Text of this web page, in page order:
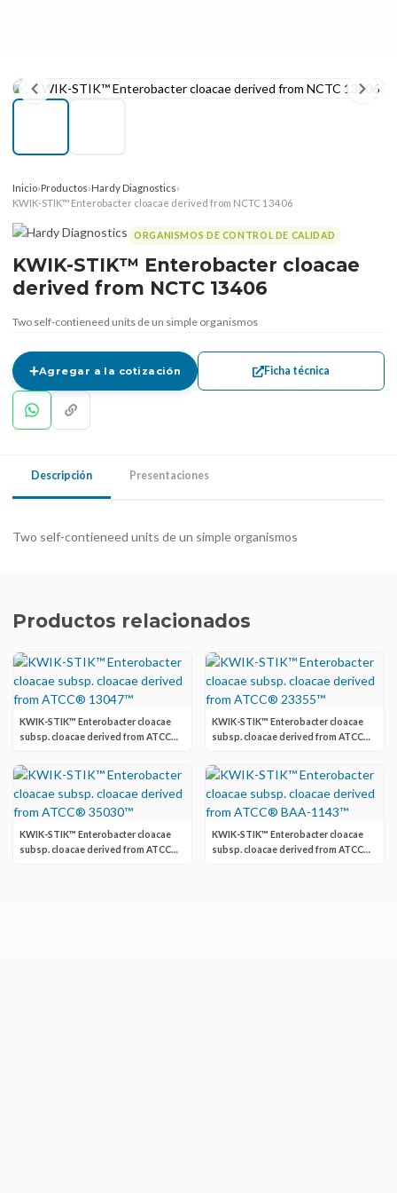
Inicio›Productos›Hardy Diagnostics›
KWIK-STIK™ Enterobacter cloacae derived from NCTC 13406
ORGANISMOS DE CONTROL DE CALIDAD
KWIK-STIK™ Enterobacter cloacae
derived from NCTC 13406
Two self-contieneed units de un simple organismos
Agregar a la cotización Ficha técnica
Descripción Presentaciones
Two self-contieneed units de un simple organismos
Productos relacionados
KWIK-STIK™ Enterobacter cloacae
subsp. cloacae derived from ATCC®
KWIK-STIK™ Enterobacter cloacae
subsp. cloacae derived from ATCC®
KWIK-STIK™ Enterobacter cloacae
subsp. cloacae derived from ATCC®
KWIK-STIK™ Enterobacter cloacae
subsp. cloacae derived from ATCC®